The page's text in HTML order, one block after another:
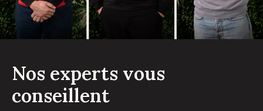
Nos experts vous
conseillent